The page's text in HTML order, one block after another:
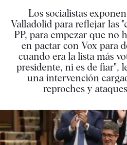
Los socialistas
Valladolid para reflejar las
PP, para empezar que no
en pactar con Vox para
cuando era la lista más
presidente, ni es de fiar",
una intervención
reproches y